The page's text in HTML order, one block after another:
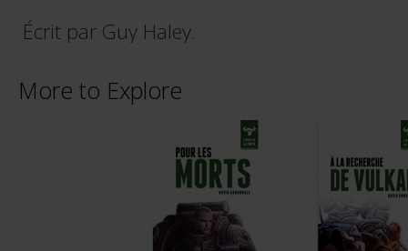
Écrit par Guy Haley.
More to Explore